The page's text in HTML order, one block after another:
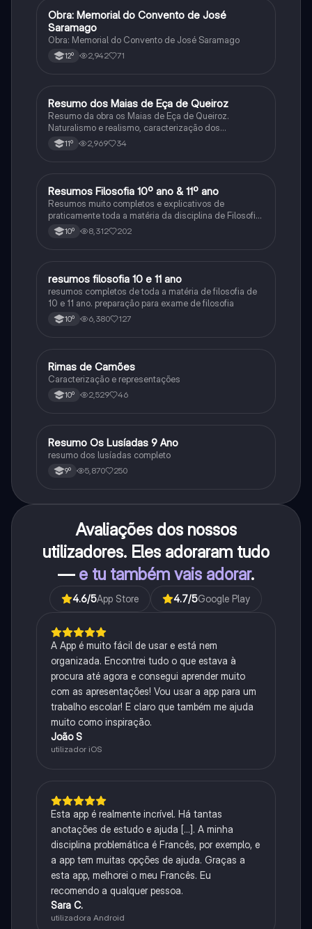
Português
Obra: Memorial do Convento de José
Saramago
Obra: Memorial do Convento de José Saramago
12º 2,942 71
Português
Resumo dos Maias de Eça de Queiroz
Resumo da obra os Maias de Eça de Queiroz.
Naturalismo e realismo, caracterização dos
personagens e contexto histórico.
11º 2,969 34
Filosofia
Resumos Filosofia 10º ano & 11º ano
Resumos muito completos e explicativos de
praticamente toda a matéria da disciplina de Filosofia
10º 8,312 202
Filosofia
resumos filosofia 10 e 11 ano
resumos completos de toda a matéria de filosofia de
10 e 11 ano. preparação para exame de filosofia
10º 6,380 127
Português
Rimas de Camões
Caracterização e representações
10º 2,529 46
Português
Resumo Os Lusíadas 9 Ano
resumo dos lusíadas completo
9º 5,870 250
Avaliações dos nossos
utilizadores. Eles adoraram tudo
— e tu também vais adorar.
4.6/5App Store 4.7/5Google Play
A App é muito fácil de usar e está nem
organizada. Encontrei tudo o que estava à
procura até agora e consegui aprender muito
com as apresentações! Vou usar a app para um
trabalho escolar! E claro que também me ajuda
muito como inspiração.
João S
utilizador iOS
Esta app é realmente incrível. Há tantas
anotações de estudo e ajuda [...]. A minha
disciplina problemática é Francês, por exemplo, e
a app tem muitas opções de ajuda. Graças a
esta app, melhorei o meu Francês. Eu
recomendo a qualquer pessoa.
Sara C.
utilizadora Android